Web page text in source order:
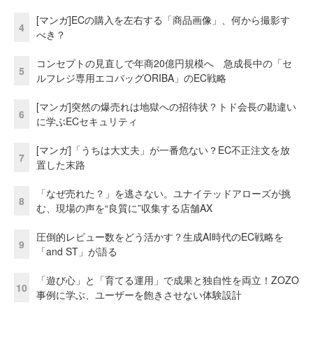
4
[マンガ]ECの購入を左右する「商品画像」、何から撮影す
べき？
5
コンセプトの見直しで年商20億円規模へ 急成長中の「セ
ルフレジ専用エコバッグORIBA」のEC戦略
6
[マンガ]突然の爆売れは地獄への招待状？トド会長の勘違い
に学ぶECセキュリティ
7
[マンガ]「うちは大丈夫」が一番危ない？EC不正注文を放
置した末路
8
「なぜ売れた？」を逃さない。ユナイテッドアローズが挑
む、現場の声を“良質に”収集する店舗AX
9
圧倒的レビュー数をどう活かす？生成AI時代のEC戦略を
「and ST」が語る
10
「遊び心」と「育てる運用」で成果と独自性を両立！ZOZO
事例に学ぶ、ユーザーを飽きさせない体験設計